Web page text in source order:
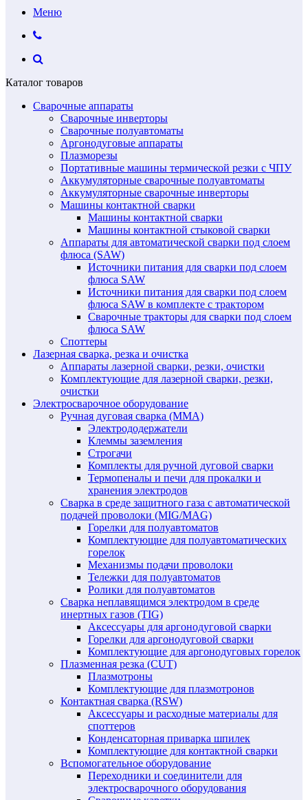
Меню
Каталог товаров
Сварочные аппараты
Сварочные инверторы
Сварочные полуавтоматы
Аргонодуговые аппараты
Плазморезы
Портативные машины термической резки с ЧПУ
Аккумуляторные сварочные полуавтоматы
Аккумуляторные сварочные инверторы
Машины контактной сварки
Машины контактной сварки
Машины контактной стыковой сварки
Аппараты для автоматической сварки под слоем
флюса (SAW)
Источники питания для сварки под слоем
флюса SAW
Источники питания для сварки под слоем
флюса SAW в комплекте с трактором
Сварочные тракторы для сварки под слоем
флюса SAW
Споттеры
Лазерная сварка, резка и очистка
Аппараты лазерной сварки, резки, очистки
Комплектующие для лазерной сварки, резки,
очистки
Электросварочное оборудование
Ручная дуговая сварка (MMA)
Электрододержатели
Клеммы заземления
Строгачи
Комплекты для ручной дуговой сварки
Термопеналы и печи для прокалки и
хранения электродов
Сварка в среде защитного газа с автоматической
подачей проволоки (MIG/MAG)
Горелки для полуавтоматов
Комплектующие для полуавтоматических
горелок
Механизмы подачи проволоки
Тележки для полуавтоматов
Ролики для полуавтоматов
Сварка неплавящимся электродом в среде
инертных газов (TIG)
Аксессуары для аргонодуговой сварки
Горелки для аргонодуговой сварки
Комплектующие для аргонодуговых горелок
Плазменная резка (CUT)
Плазмотроны
Комплектующие для плазмотронов
Контактная сварка (RSW)
Аксессуары и расходные материалы для
споттеров
Конденсаторная приварка шпилек
Комплектующие для контактной сварки
Вспомогательное оборудование
Переходники и соединители для
электросварочного оборудования